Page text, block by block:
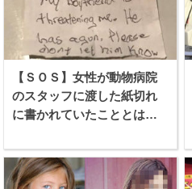
【ＳＯＳ】女性が動物病院
のスタッフに渡した紙切れ
に書かれていたこととは…